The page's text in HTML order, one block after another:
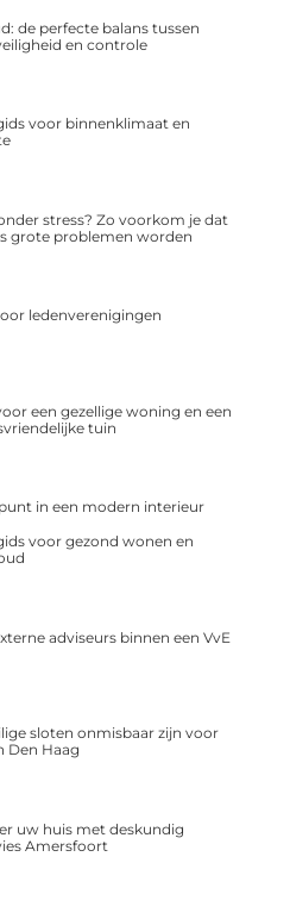
de perfecte balans tussen
en controle
voor binnenklimaat en
stress? Zo voorkom je dat
grote problemen worden
ledenverenigingen
een gezellige woning en een
tuin
in een modern interieur
voor gezond wonen en
adviseurs binnen een VvE
sloten onmisbaar zijn voor
Den Haag
uw huis met deskundig
Amersfoort